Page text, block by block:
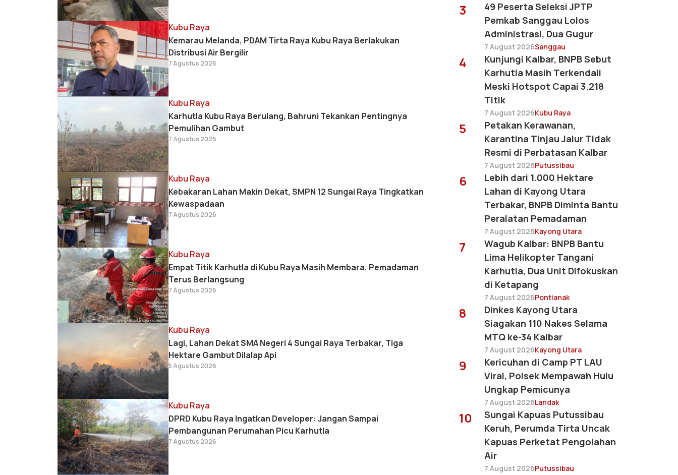
Kubu Raya
Kemarau Melanda, PDAM Tirta Raya Kubu Raya Berlakukan
Distribusi Air Bergilir
7 Agustus 2026
Kubu Raya
Karhutla Kubu Raya Berulang, Bahruni Tekankan Pentingnya
Pemulihan Gambut
7 Agustus 2026
Kubu Raya
Kebakaran Lahan Makin Dekat, SMPN 12 Sungai Raya Tingkatkan
Kewaspadaan
7 Agustus 2026
Kubu Raya
Empat Titik Karhutla di Kubu Raya Masih Membara, Pemadaman
Terus Berlangsung
7 Agustus 2026
Kubu Raya
Lagi, Lahan Dekat SMA Negeri 4 Sungai Raya Terbakar, Tiga
Hektare Gambut Dilalap Api
5 Agustus 2026
Kubu Raya
DPRD Kubu Raya Ingatkan Developer: Jangan Sampai
Pembangunan Perumahan Picu Karhutla
7 Agustus 2026
3
49 Peserta Seleksi JPTP
Pemkab Sanggau Lolos
Administrasi, Dua Gugur
7 August 2026Sanggau
4
Kunjungi Kalbar, BNPB Sebut
Karhutla Masih Terkendali
Meski Hotspot Capai 3.218
Titik
7 August 2026Kubu Raya
5
Petakan Kerawanan,
Karantina Tinjau Jalur Tidak
Resmi di Perbatasan Kalbar
7 August 2026Putussibau
6
Lebih dari 1.000 Hektare
Lahan di Kayong Utara
Terbakar, BNPB Diminta Bantu
Peralatan Pemadaman
7 August 2026Kayong Utara
7
Wagub Kalbar: BNPB Bantu
Lima Helikopter Tangani
Karhutla, Dua Unit Difokuskan
di Ketapang
7 August 2026Pontianak
8
Dinkes Kayong Utara
Siagakan 110 Nakes Selama
MTQ ke-34 Kalbar
7 August 2026Kayong Utara
9
Kericuhan di Camp PT LAU
Viral, Polsek Mempawah Hulu
Ungkap Pemicunya
7 August 2026Landak
10
Sungai Kapuas Putussibau
Keruh, Perumda Tirta Uncak
Kapuas Perketat Pengolahan
Air
7 August 2026Putussibau